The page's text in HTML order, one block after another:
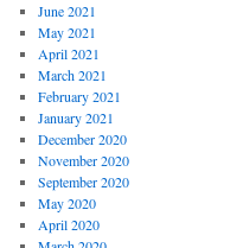
June 2021
May 2021
April 2021
March 2021
February 2021
January 2021
December 2020
November 2020
September 2020
May 2020
April 2020